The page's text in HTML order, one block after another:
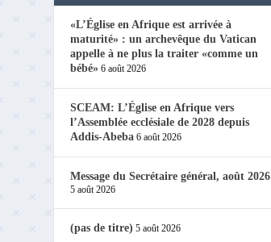
«L’Église en Afrique est arrivée à
maturité» : un archevêque du Vatican
appelle à ne plus la traiter «comme un
bébé» 6 août 2026
SCEAM: L’Église en Afrique vers
l’Assemblée ecclésiale de 2028 depuis
Addis-Abeba 6 août 2026
Message du Secrétaire général, août 2026
5 août 2026
(pas de titre) 5 août 2026